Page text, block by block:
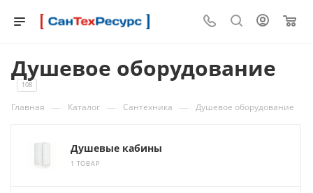
Душевое оборудование
108
Главная — Каталог — Сантехника — Душевое оборудование
Душевые кабины
1 ТОВАР